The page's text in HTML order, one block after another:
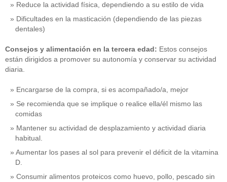
Reduce la actividad física, dependiendo a su estilo de vida
Dificultades en la masticación (dependiendo de las piezas
dentales)
Consejos y alimentación en la tercera edad: Estos consejos
están dirigidos a promover su autonomía y conservar su actividad
diaria.
Encargarse de la compra, si es acompañado/a, mejor
Se recomienda que se implique o realice ella/él mismo las
comidas
Mantener su actividad de desplazamiento y actividad diaria
habitual.
Aumentar los pases al sol para prevenir el déficit de la vitamina
D.
Consumir alimentos proteicos como huevo, pollo, pescado sin